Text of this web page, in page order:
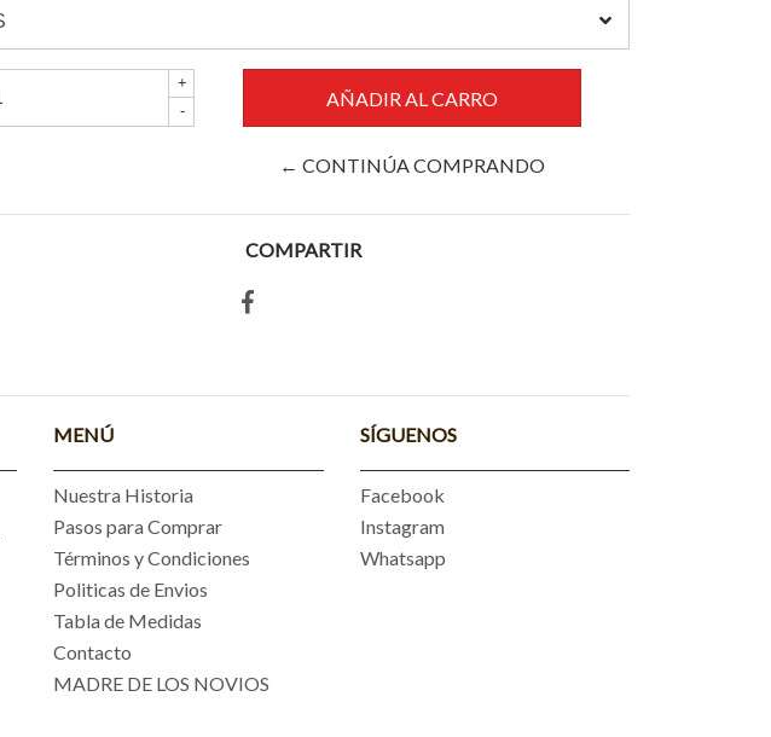
+
-
← CONTINÚA COMPRANDO
COMPARTIR
MENÚ
Nuestra Historia
Pasos para Comprar
Términos y Condiciones
Politicas de Envios
Tabla de Medidas
Contacto
MADRE DE LOS NOVIOS
SÍGUENOS
Facebook
Instagram
Whatsapp